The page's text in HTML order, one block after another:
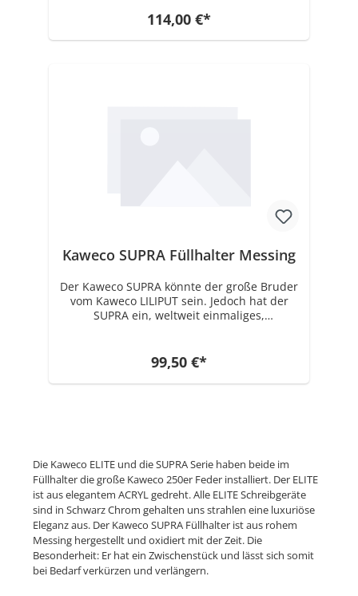
Kappe ist der SUPRA das größte
Schreibgerät von Kaweco. Jetzt neu in der
Edelstahl Ausführung. Den SUPRA gibt es
114,00 €*
Kaweco SUPRA Füllhalter Messing
Der Kaweco SUPRA könnte der große Bruder
vom Kaweco LILIPUT sein. Jedoch hat der
SUPRA ein, weltweit einmaliges,
Kappe ist der SUPRA das größte
Schreibgerät von Kaweco. Der SUPRA
funktioniert mit Standard Tintenpatronen
99,50 €*
Die Kaweco ELITE und die SUPRA Serie haben beide im
Füllhalter die große Kaweco 250er Feder installiert. Der ELITE
ist aus elegantem ACRYL gedreht. Alle ELITE Schreibgeräte
sind in Schwarz Chrom gehalten uns strahlen eine luxuriöse
Eleganz aus. Der Kaweco SUPRA Füllhalter ist aus rohem
Messing hergestellt und oxidiert mit der Zeit. Die
Besonderheit: Er hat ein Zwischenstück und lässt sich somit
bei Bedarf verkürzen und verlängern.